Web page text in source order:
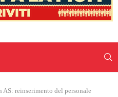
AS: reinserimento del personale